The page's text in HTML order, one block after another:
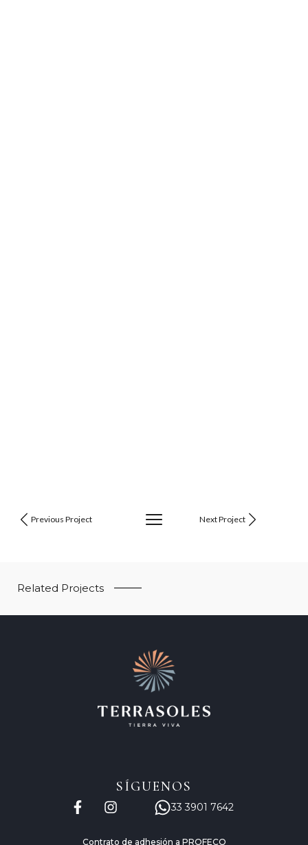
Previous Project Next Project
Related Projects
SÍGUENOS
33 3901 7642
Contrato de adhesión a PROFECO